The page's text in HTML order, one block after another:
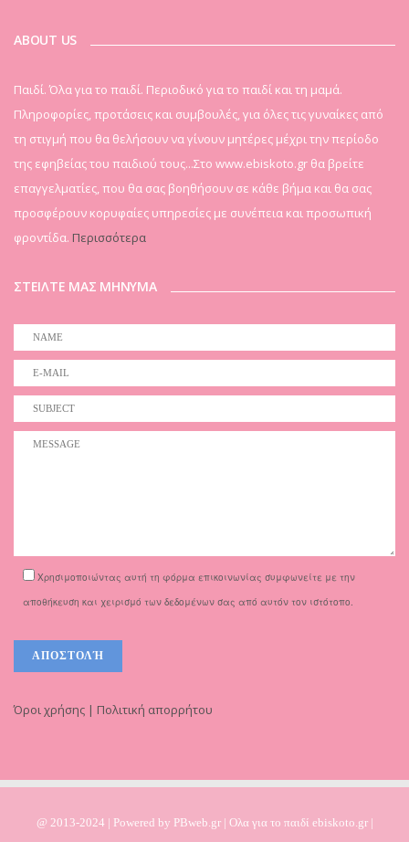
ABOUT US
Παιδί. Όλα για το παιδί. Περιοδικό για το παιδί και τη μαμά.
Πληροφορίες, προτάσεις και συμβουλές, για όλες τις γυναίκες από
τη στιγμή που θα θελήσουν να γίνουν μητέρες μέχρι την περίοδο
της εφηβείας του παιδιού τους...Στο www.ebiskoto.gr θα βρείτε
επαγγελματίες, που θα σας βοηθήσουν σε κάθε βήμα και θα σας
προσφέρουν κορυφαίες υπηρεσίες με συνέπεια και προσωπική
φροντίδα. Περισσότερα
ΣΤΕΙΛΤΕ ΜΑΣ ΜΗΝΥΜΑ
Χρησιμοποιώντας αυτή τη φόρμα επικοινωνίας συμφωνείτε με την
αποθήκευση και χειρισμό των δεδομένων σας από αυτόν τον ιστότοπο.
Όροι χρήσης | Πολιτική απορρήτου
@ 2013-2024 | Powered by PBweb.gr | Ολα για το παιδί ebiskoto.gr |